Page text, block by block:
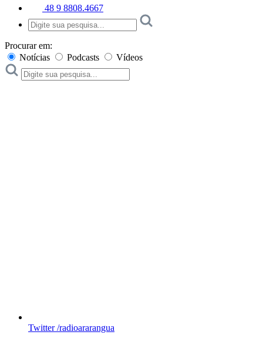
48 9 8808.4667
Procurar em:
Notícias
Podcasts Vídeos
Twitter /radioararangua